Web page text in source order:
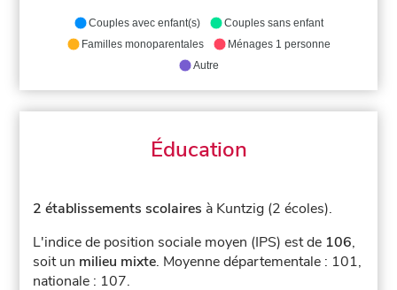
Couples avec enfant(s)
Couples sans enfant
Familles monoparentales
Ménages 1 personne
Autre
Éducation
2 établissements scolaires à Kuntzig (2 écoles).
L'indice de position sociale moyen (IPS) est de 106,
soit un milieu mixte. Moyenne départementale : 101,
nationale : 107.